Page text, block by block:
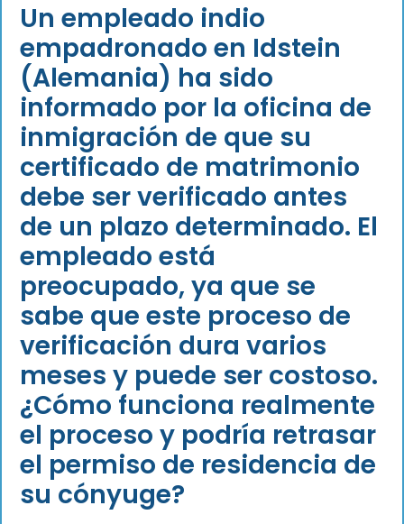
Un empleado indio
empadronado en Idstein
(Alemania) ha sido
informado por la oficina de
inmigración de que su
certificado de matrimonio
debe ser verificado antes
de un plazo determinado. El
empleado está
preocupado, ya que se
sabe que este proceso de
verificación dura varios
meses y puede ser costoso.
¿Cómo funciona realmente
el proceso y podría retrasar
el permiso de residencia de
su cónyuge?